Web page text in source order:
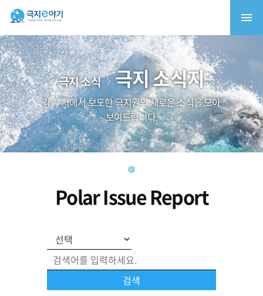
극지 소식 극지 소식지
각 부처에서 보도한 극지권의 새로운 소식을 모아
보여드립니다.
Polar Issue Report